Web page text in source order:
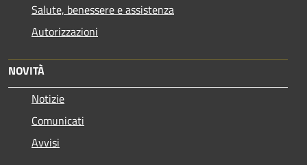
Salute, benessere e assistenza
Autorizzazioni
NOVITÀ
Notizie
Comunicati
Avvisi